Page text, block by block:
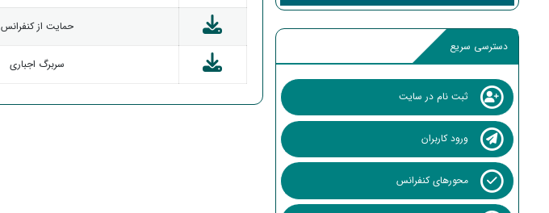
دسترسی سریع
ثبت نام در سایت
ورود کاربران
محورهای کنفرانس
حمایت از کنفرانس
سربرگ اجباری